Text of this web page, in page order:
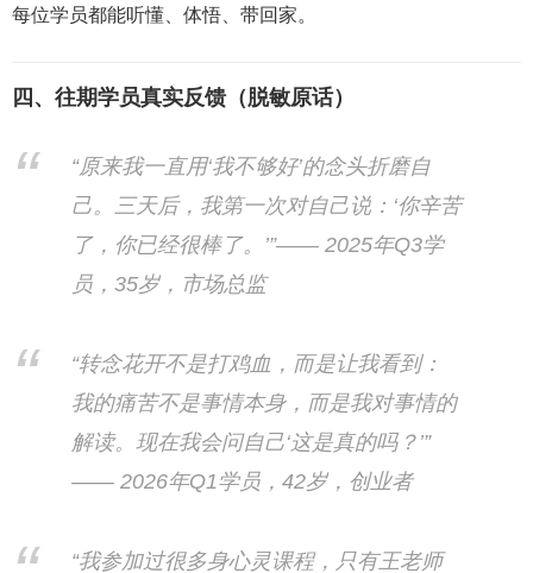
每位学员都能听懂、体悟、带回家。
四、往期学员真实反馈（脱敏原话）
“原来我一直用‘我不够好’的念头折磨自
己。三天后，我第一次对自己说：‘你辛苦
了，你已经很棒了。’”—— 2025年Q3学
员，35岁，市场总监
“转念花开不是打鸡血，而是让我看到：
我的痛苦不是事情本身，而是我对事情的
解读。现在我会问自己‘这是真的吗？’”
—— 2026年Q1学员，42岁，创业者
“我参加过很多身心灵课程，只有王老师